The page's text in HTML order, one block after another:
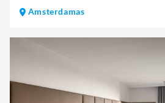
Amsterdamas